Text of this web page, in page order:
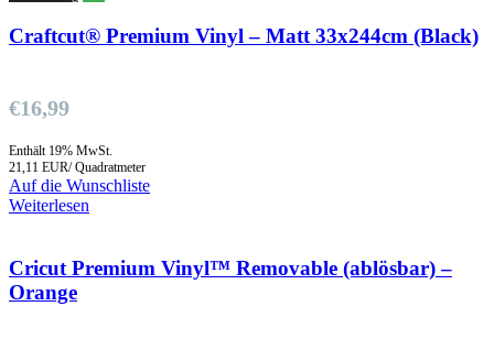
Craftcut® Premium Vinyl – Matt 33x244cm (Black)
€16,99
Enthält 19% MwSt.
21,11 EUR/ Quadratmeter
Auf die Wunschliste
Weiterlesen
Cricut Premium Vinyl™ Removable (ablösbar) –
Orange